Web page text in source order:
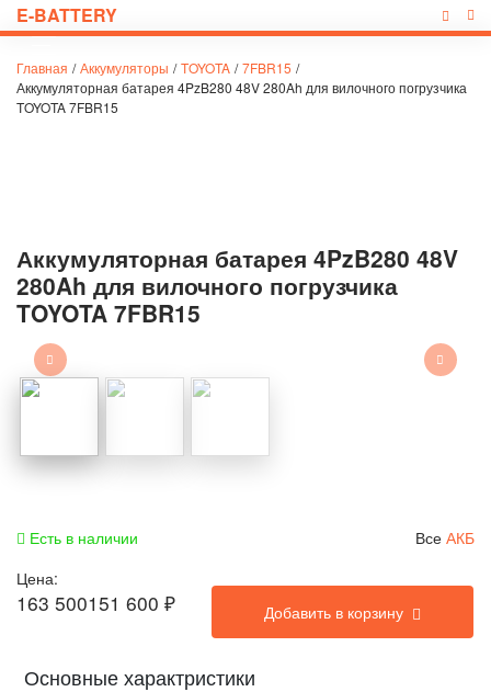
E-BATTERY
Главная / Аккумуляторы / TOYOTA / 7FBR15 /
Аккумуляторная батарея 4PzB280 48V 280Ah для вилочного погрузчика
TOYOTA 7FBR15
Аккумуляторная батарея 4PzB280 48V
280Ah для вилочного погрузчика
TOYOTA 7FBR15
Есть в наличии Все АКБ
Цена:
163 500151 600 ₽ Добавить в корзину
Основные характристики